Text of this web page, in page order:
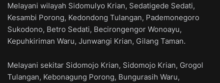
Melayani wilayah Sidomulyo Krian, Sedatigede Sedati,
Kesambi Porong, Kedondong Tulangan, Pademonegoro
Sukodono, Betro Sedati, Becirongengor Wonoayu,
Kepuhkiriman Waru, Junwangi Krian, Gilang Taman.
Melayani sekitar Sidomojo Krian, Sidomojo Krian, Grogol
Tulangan, Kebonagung Porong, Bungurasih Waru,